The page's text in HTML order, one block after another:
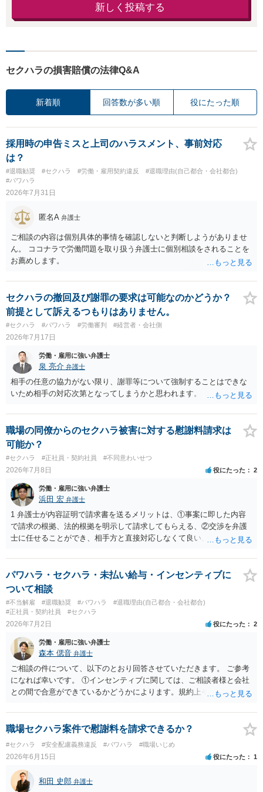
新しく投稿する
セクハラの損害賠償の法律Q&A
新着順 回答数が多い順 役にたった順
採用時の申告ミスと上司のハラスメント、事前対応
は？
#退職勧奨 #セクハラ #労働・雇用契約違反
#退職理由(自己都合・会社都合)
#パワハラ
2026年7月31日
匿名A 弁護士
ご相談の内容は個別具体的事情を確認しないと判断しようがありませ
ん。 ココナラで労働問題を取り扱う弁護士に個別相談をされることを
お薦めします。
セクハラの撤回及び謝罪の要求は可能なのかどうか？
前提として訴えるつもりはありません。
#セクハラ #パワハラ #労働審判 #経営者・会社側
2026年7月17日
労働・雇用に強い弁護士
泉 亮介 弁護士
相手の任意の協力がない限り、謝罪等について強制することはできな
いため相手の対応次第となってしまうかと思われます。
職場の同僚からのセクハラ被害に対する慰謝料請求は
可能か？
#セクハラ #正社員・契約社員 #不同意わいせつ
2026年7月8日 役にたった 2
労働・雇用に強い弁護士
浜田 宏 弁護士
1 弁護士が内容証明で請求書を送るメリットは、①事案に即した内容
で請求の根拠、法的根拠を明示して請求してもらえる、②交渉を弁護
士に任せることができ、相手方と直接対応しなくて良い、というとこ
請求は可能ですが、相手が任意に払うかどうかは分かりません。 ２
民事訴訟に証拠の制限はありませんが、秘密録音はプライバシー保護
の観点から、裁判の証拠にする場合には注意が必要です(証拠排除され
る場合があります。)。 ３ 会社がどういう証拠に基づいて、誰が判断
したかわかりませんが、会社がセクハラ認定しなかったからといっ
て、裁判所も認定しないとは限りません。具体的な証拠とそれで認定
しないようにして下さい。そういう報復的なことをしなければ名誉毀
損にはなりません。反訴は貴女が加害行為をしなければ、通常は起こ
されません。 ５ 裁判をして、和解すれば和解金が入ります。 勝訴
判決を得て確定すれば、判決認容額を払ってもらいます。任意に支払
わない場合には、給与や預貯金、不動産などの財産を差押えます。
難易度によって変わります。また、現在は弁護士報酬は自由化されて
いますので、依頼する弁護士によっても費用は変わってきます。
パワハラ・セクハラ・未払い給与・インセンティブに
ついて相談
#不当解雇 #退職勧奨 #パワハラ
#退職理由(自己都合・会社都合)
#正社員・契約社員
#セクハラ
2026年7月2日 役にたった 2
労働・雇用に強い弁護士
森本 偲音 弁護士
ご相談の件について、以下のとおり回答させていただきます。 ご参考
になれば幸いです。 ①インセンティブに関しては、ご相談者様と会社
との間で合意ができているかどうかによります。規約上そのような合
は口頭でも成立しますが、裁判等で争点となった場合には録音等の証
拠がない限り立証が困難となり、請求が認められない可能性がござい
ます。 ②未払給与に関しては労務を提供しているのにもかかわらず支
払われていない場合は、契約違反となりますので請求可能かと存じま
す。 ③休日・時間外労働については、休日・時間外労働があったこと
を示す証拠があるかまずは確認する必要があるかと存じます。 ④パワ
ハラ・セクハラに関しては、具体的な言動の内容によって判断が分か
職場セクハラ案件で慰謝料を請求できるか？
#セクハラ #安全配慮義務違反 #パワハラ #職場いじめ
2026年6月15日 役にたった 1
和田 史郎 弁護士